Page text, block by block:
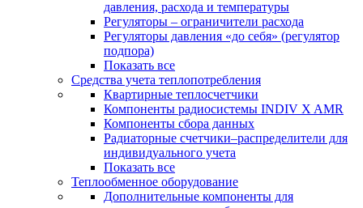
давления, расхода и температуры
Регуляторы – ограничители расхода
Регуляторы давления «до себя» (регулятор
подпора)
Показать все
Средства учета теплопотребления
Квартирные теплосчетчики
Компоненты радиосистемы INDIV X AMR
Компоненты сбора данных
Радиаторные счетчики–распределители для
индивидуального учета
Показать все
Теплообменное оборудование
Дополнительные компоненты для